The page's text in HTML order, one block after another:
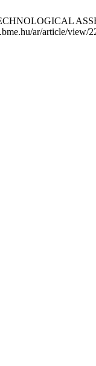
ar/article/view/